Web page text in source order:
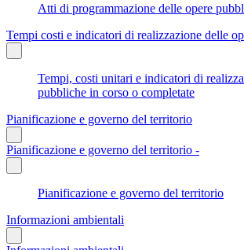
Atti di programmazione delle opere
Tempi costi e indicatori di realizzazione delle
Tempi, costi unitari e indicatori di
pubbliche in corso o completate
Pianificazione e governo del territorio
Pianificazione e governo del territorio -
Pianificazione e governo del territorio
Informazioni ambientali